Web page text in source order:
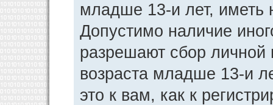
младше 13-и лет, иметь
Допустимо наличие
разрешают сбор
возраста младше 13-и
это к вам, как к